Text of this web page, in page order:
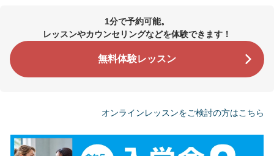
1分で予約可能。
レッスンやカウンセリングなどを体験できます！
無料体験レッスン
オンラインレッスンをご検討の方はこちら